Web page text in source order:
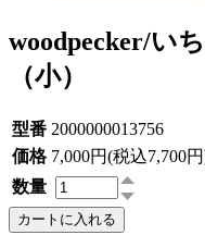
woodpecker/い
（小）
型番 2000000013756
価格 7,000円(税込7,700
数量
カートに入れる